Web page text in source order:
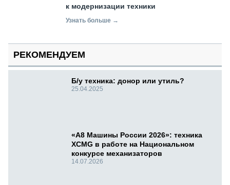
к модернизации техники
Узнать больше →
РЕКОМЕНДУЕМ
Б/у техника: донор или утиль?
25.04.2025
«А8 Машины России 2026»: техника
XCMG в работе на Национальном
конкурсе механизаторов
14.07.2026